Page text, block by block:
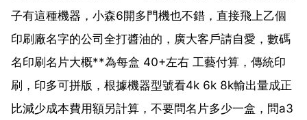
子有這種機器，小森6開多門機也不錯，直接飛上乙個
印刷廠名字的公司全打醬油的，廣大客戶請自愛，數碼
名印刷名片大概**為每盒 40+左右 工藝付算，傳統印
刷，印多可拼版，根據機器型號看4k 6k 8k輸出量成正
比減少成本費用額另計算，不要問名片多少一盒，問a3